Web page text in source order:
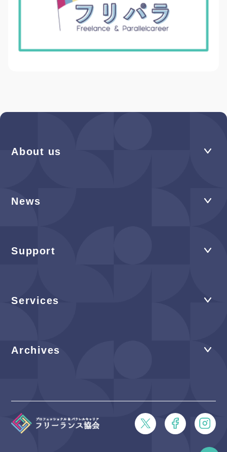
About us
News
Support
Services
Archives